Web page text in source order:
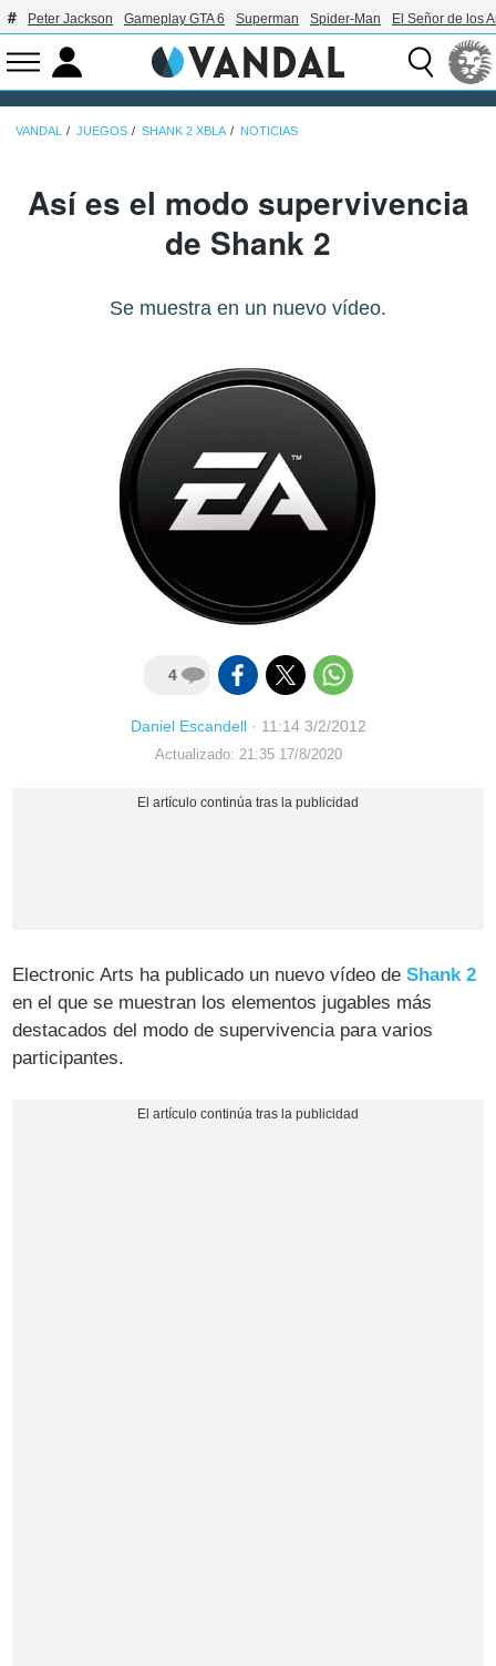
Peter Jackson Gameplay GTA 6 Superman Spider-Man El Señor de los
VANDAL JUEGOS SHANK 2 XBLA NOTICIAS
Así es el modo supervivencia
de Shank 2
Se muestra en un nuevo vídeo.
4
Daniel Escandell· 11:14 3/2/2012
Actualizado: 21:35 17/8/2020
Electronic Arts ha publicado un nuevo vídeo deShank 2
en el que se muestran los elementos jugables más
destacados del modo de supervivencia para varios
participantes.